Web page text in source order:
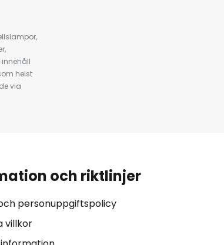
helst
via
och riktlinjer
personuppgiftspolicy
villkor